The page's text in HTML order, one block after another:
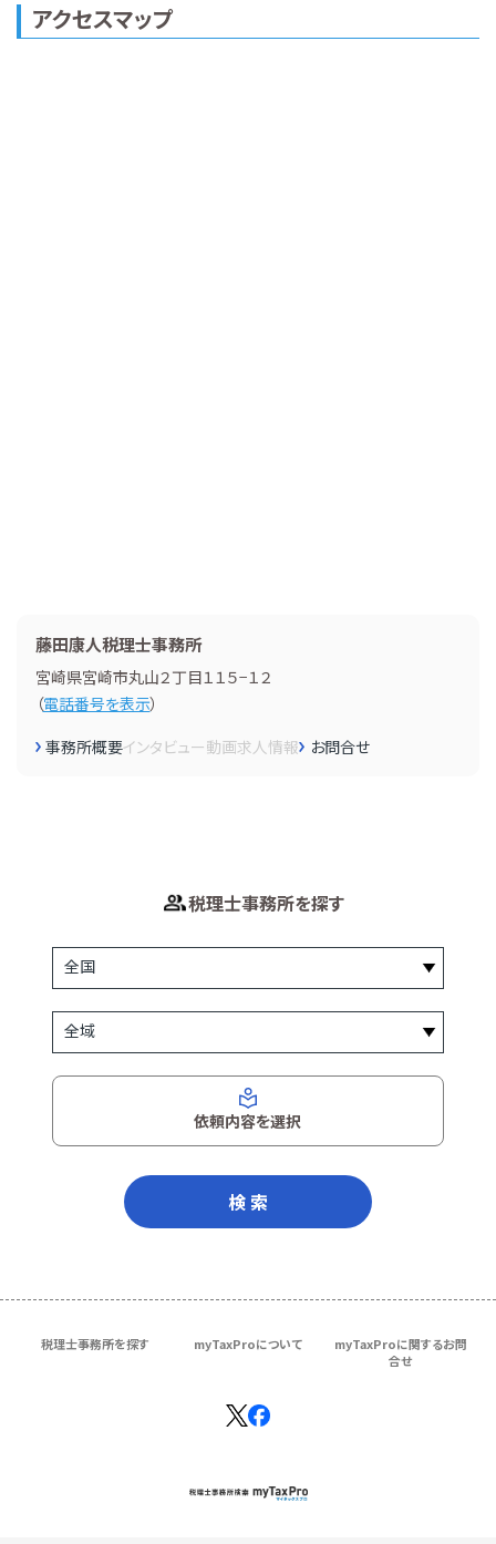
アクセスマップ
藤田康人税理士事務所
宮崎県宮崎市丸山２丁目１１５−１２
（電話番号を表示）
事務所概要インタビュー動画求人情報 お問合せ
税理士事務所を探す
依頼内容を選択
検 索
税理士事務所を探す myTaxProについて
myTaxProに関するお問
合せ